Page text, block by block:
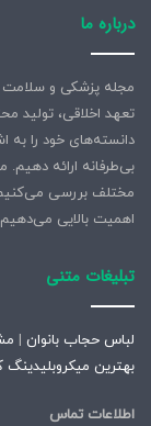
درباره ما
مجله پزشکی و سلامت
دانسته‌های خود را به
بی‌طرفانه ارائه
مختلف بررسی
اهمیت بالایی
تبلیغات متنی
لباس حجاب بانوان |
بهترین میکروبلیدینگ
اطلاعات تماس